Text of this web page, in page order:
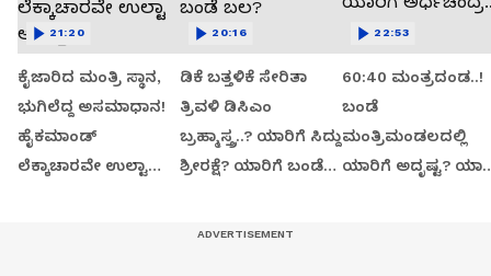
ಕೈಜಾರಿದ ಮಂತ್ರಿ ಸ್ಥಾನ,
ಭುಗಿಲೆದ್ದ ಅಸಮಾಧಾನ!
ಹೈಕಮಾಂಡ್
ಲೆಕ್ಕಾಚಾರವೇ ಉಲ್ಟಾ
21:20
ಡಿಕೆ ಬತ್ತಳಿಕೆ ಸೇರಿತಾ
ತ್ರಿವಳಿ ಡಿಸಿಎಂ
ಬ್ರಹ್ಮಾಸ್ತ್ರ..? ಯಾರಿಗೆ ಸಿದ್ದು
ಶ್ರೀರಕ್ಷೆ? ಯಾರಿಗೆ ಬಂಡೆ
20:16
60:40 ಮಂತ್ರದಂಡ..!
ಬಂಡೆ
ಮಂತ್ರಿಮಂಡಲದಲ್ಲಿ
ಯಾರಿಗೆ ಅದೃಷ್ಟ?
22:53